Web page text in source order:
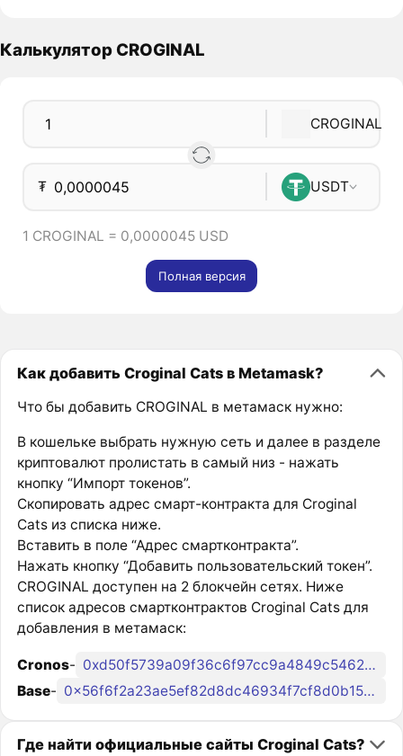
Калькулятор CROGINAL
CROGINAL
₮ USDT
1 CROGINAL = 0,0000045 USD
Полная версия
Как добавить Croginal Cats в Metamask?
Что бы добавить CROGINAL в метамаск нужно:
В кошельке выбрать нужную сеть и далее в разделе
криптовалют пролистать в самый низ - нажать
кнопку “Импорт токенов”.
Скопировать адрес смарт-контракта для Croginal
Cats из списка ниже.
Вставить в поле “Адрес смартконтракта”.
Нажать кнопку “Добавить пользовательский токен”.
CROGINAL доступен на 2 блокчейн сетях. Ниже
список адресов смартконтрактов Croginal Cats для
добавления в метамаск:
Cronos-
0xd50f5739a09f36c6f97cc9a4849c5462ba6129a3
Base- 0x56f6f2a23ae5ef82d8dc46934f7cf8d0b15ddedd
Где найти официальные сайты Croginal Cats?